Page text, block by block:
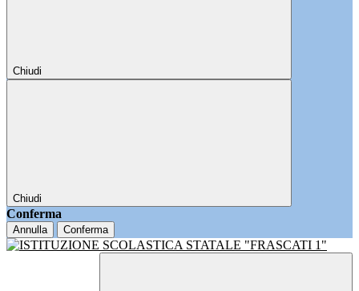
Chiudi
Chiudi
Conferma
Annulla Conferma